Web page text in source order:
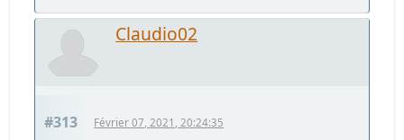
Claudio02
#313 Février 07, 2021, 20:24:35